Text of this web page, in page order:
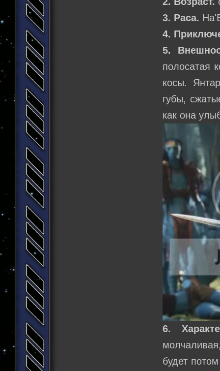
3. Раса.
4.
5.
полосатая
косы.
губы,
как она
6.
будет